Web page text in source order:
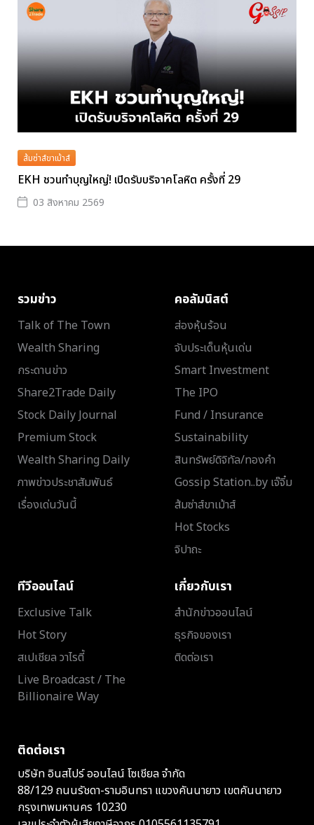
ส้มซ่าส์ขาเม้าส์
EKH ชวนทำบุญใหญ่! เปิดรับบริจาคโลหิต ครั้งที่ 29
03 สิงหาคม 2569
รวมข่าว
Talk of The Town
Wealth Sharing
กระดานข่าว
Share2Trade Daily
Stock Daily Journal
Premium Stock
Wealth Sharing Daily
ภาพข่าวประชาสัมพันธ์
เรื่องเด่นวันนี้
คอลัมนิสต์
ส่องหุ้นร้อน
จับประเด็นหุ้นเด่น
Smart Investment
The IPO
Fund / Insurance
Sustainability
สินทรัพย์ดิจิทัล/ทองคำ
Gossip Station..by เจ๊จิ๋ม
ส้มซ่าส์ขาเม้าส์
Hot Stocks
จิปาถะ
ทีวีออนไลน์
Exclusive Talk
Hot Story
สเปเชียล วาไรตี้
Live Broadcast / The
Billionaire Way
เกี่ยวกับเรา
สำนักข่าวออนไลน์
ธุรกิจของเรา
ติดต่อเรา
ติดต่อเรา
บริษัท อินสไปร์ ออนไลน์ โซเชียล จำกัด
88/129 ถนนรัชดา-รามอินทรา แขวงคันนายาว เขตคันนายาว
กรุงเทพมหานคร 10230